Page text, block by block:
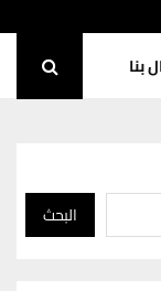
بنا
البحث